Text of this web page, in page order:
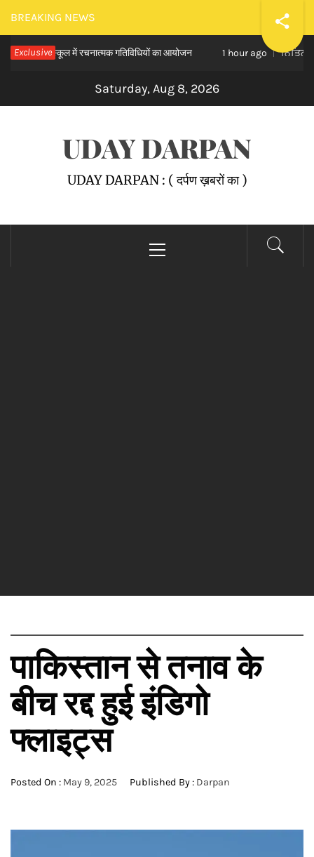
Skip
to
content
BREAKING NEWS
Exclusive
मॉडल स्कूल में रचनात्मक गतिविधियों का आयोजन 1 hour ago ਨਿਤਿਨ ਕੋਹਲੀ
Saturday, Aug 8, 2026
UDAY DARPAN
UDAY DARPAN : ( दर्पण ख़बरों का )
Menu
पाकिस्तान से तनाव के
बीच रद्द हुई इंडिगो
फ्लाइट्स
Posted On : May 9, 2025 Published By : Darpan